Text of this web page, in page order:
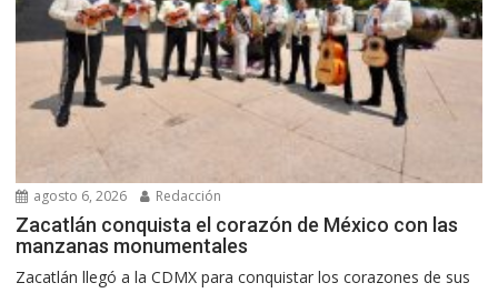
agosto 6, 2026 Redacción
Zacatlán conquista el corazón de México con las
manzanas monumentales
Zacatlán llegó a la CDMX para conquistar los corazones de sus